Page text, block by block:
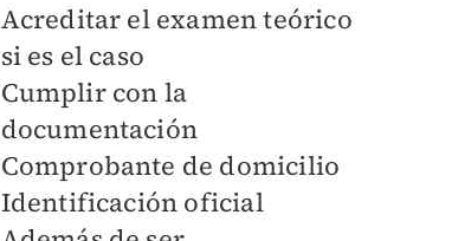
Acreditar el examen teórico
si es el caso
Cumplir con la
documentación
Comprobante de domicilio
Identificación oficial